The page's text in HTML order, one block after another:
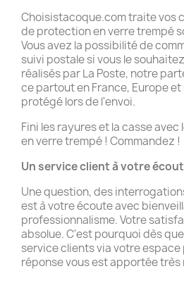
Choisistacoque.com traite vos
de protection en verre trempé
Vous avez la possibilité de
suivi postale si vous le
réalisés par La Poste, notre
ce partout en France, Europe
protégé lors de l'envoi.
Fini les rayures et la casse
en verre trempé ! Commandez !
Un service client à votre
Une question, des
est à votre écoute avec
professionnalisme. Votre
absolue. C'est pourquoi dès
service clients via votre espace
réponse vous est apportée